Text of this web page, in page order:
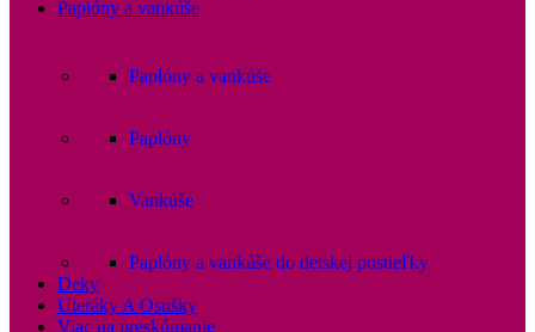
Paplóny a vankúše
Paplóny a vankúše
Paplóny
Vankúše
Paplóny a vankúše do detskej postieľky
Deky
Uteráky A Osušky
Viac na preskúmanie